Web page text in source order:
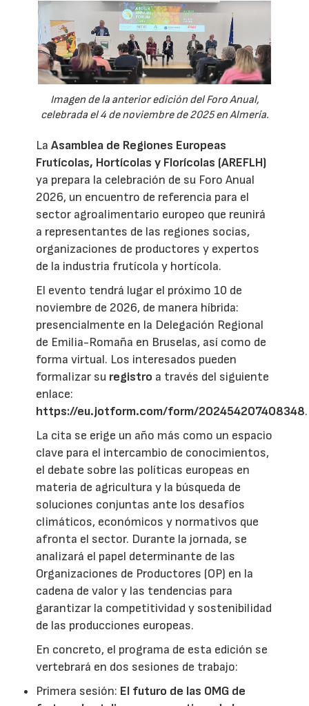
Imagen de la anterior edición del Foro Anual,
celebrada el 4 de noviembre de 2025 en Almería.
LaAsamblea de Regiones Europeas
Frutícolas, Hortícolas y Florícolas (AREFLH)
ya prepara la celebración de su Foro Anual
2026, un encuentro de referencia para el
sector agroalimentario europeo que reunirá
a representantes de las regiones socias,
organizaciones de productores y expertos
de la industria frutícola y hortícola.
El evento tendrá lugar el próximo 10 de
noviembre de 2026, de manera híbrida:
presencialmente en la Delegación Regional
de Emilia-Romaña en Bruselas, así como de
forma virtual. Los interesados pueden
formalizar su registro a través del siguiente
enlace:
https://eu.jotform.com/form/202454207408348.
La cita se erige un año más como un espacio
clave para el intercambio de conocimientos,
el debate sobre las políticas europeas en
materia de agricultura y la búsqueda de
soluciones conjuntas ante los desafíos
climáticos, económicos y normativos que
afronta el sector. Durante la jornada, se
analizará el papel determinante de las
Organizaciones de Productores (OP) en la
cadena de valor y las tendencias para
garantizar la competitividad y sostenibilidad
de las producciones europeas.
En concreto, el programa de esta edición se
vertebrará en dos sesiones de trabajo:
Primera sesión: El futuro de las OMG de